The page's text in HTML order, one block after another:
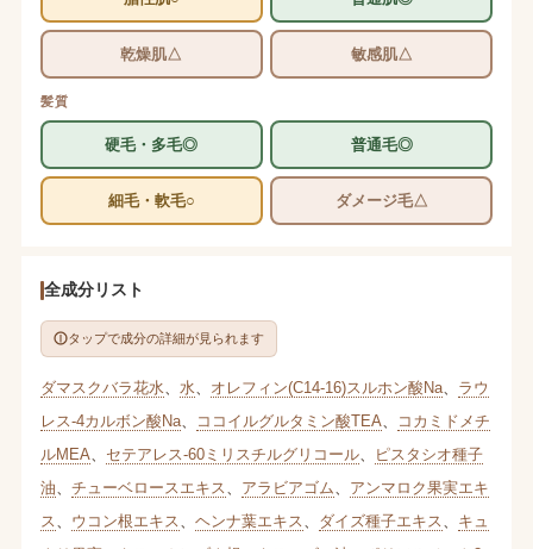
乾燥肌△ 敏感肌△
髪質
硬毛・多毛◎ 普通毛◎
細毛・軟毛○ ダメージ毛△
全成分リスト
タップで成分の詳細が見られます
ダマスクバラ花水 水 オレフィン(C14-16)スルホン酸Na、 ラウ
レス-4カルボン酸Na、 ココイルグルタミン酸TEA
コカミドメチ
ルMEA
セテアレス-60ミリスチルグリコール、
ピスタシオ種子
油
チューベロースエキス アラビアゴム
アンマロク果実エキ
ス
ウコン根エキス ヘンナ葉エキス ダイズ種子エキス
キュ